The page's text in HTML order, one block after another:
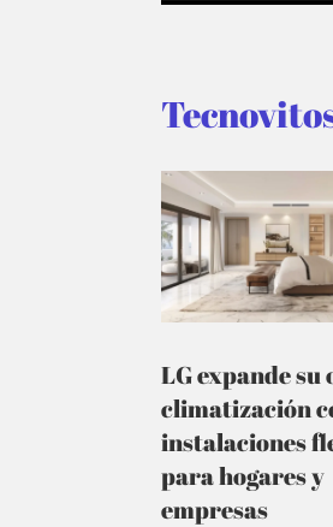
LG expande su
climatización
instalaciones
para hogares y
empresas